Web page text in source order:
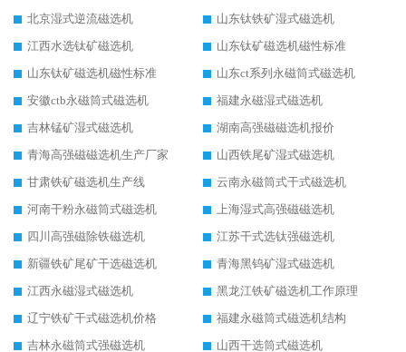
北京湿式逆流磁选机
山东钛铁矿湿式磁选机
江西水选钛矿磁选机
山东钛矿磁选机磁性标准
山东钛矿磁选机磁性标准
山东ct系列永磁筒式磁选机
安徽ctb永磁筒式磁选机
福建永磁湿式磁选机
吉林锰矿湿式磁选机
湖南高强磁磁选机报价
青海高强磁磁选机生产厂家
山西铁尾矿湿式磁选机
甘肃铁矿磁选机生产线
云南永磁筒式干式磁选机
河南干粉永磁筒式磁选机
上海湿式高强磁磁选机
四川高强磁除铁磁选机
江苏干式选钛强磁选机
新疆铁矿尾矿干选磁选机
青海黑钨矿湿式磁选机
江西永磁湿式磁选机
黑龙江铁矿磁选机工作原理
辽宁铁矿干式磁选机价格
福建永磁筒式磁选机结构
吉林永磁筒式强磁选机
山西干选筒式磁选机